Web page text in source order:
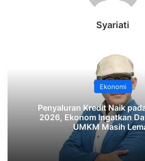
Syariati
Ekonomi
‎Penyaluran Kredit Naik
2026, Ekonom Ingatkan
UMKM Masih